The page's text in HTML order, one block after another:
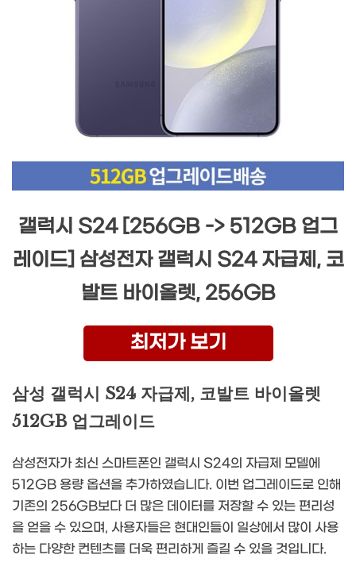
갤럭시 S24 [256GB -> 512GB 업그
레이드] 삼성전자 갤럭시 S24 자급제, 코
발트 바이올렛, 256GB
최저가 보기
삼성 갤럭시 S24 자급제, 코발트 바이올렛
512GB 업그레이드
삼성전자가 최신 스마트폰인 갤럭시 S24의 자급제 모델에
512GB 용량 옵션을 추가하였습니다. 이번 업그레이드로 인해
기존의 256GB보다 더 많은 데이터를 저장할 수 있는 편리성
을 얻을 수 있으며, 사용자들은 현대인들이 일상에서 많이 사용
하는 다양한 컨텐츠를 더욱 편리하게 즐길 수 있을 것입니다.